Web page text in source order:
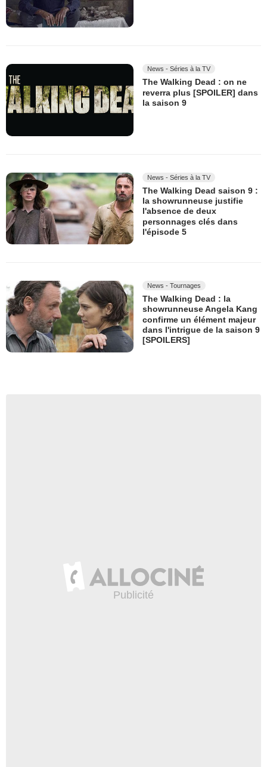
News - Séries à la TV
The Walking Dead : on ne
reverra plus [SPOILER] dans
la saison 9
News - Séries à la TV
The Walking Dead saison 9 :
la showrunneuse justifie
l'absence de deux
personnages clés dans
l'épisode 5
News - Tournages
The Walking Dead : la
showrunneuse Angela Kang
confirme un élément majeur
dans l'intrigue de la saison 9
[SPOILERS]